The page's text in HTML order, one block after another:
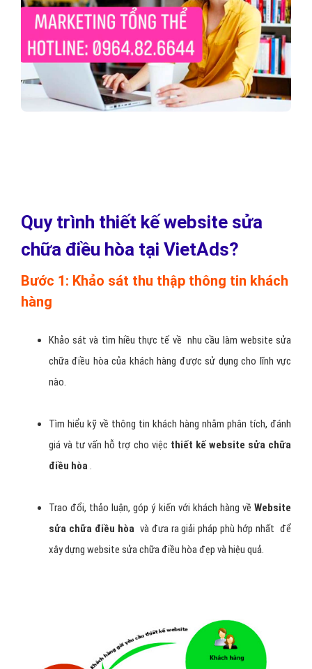
Quy trình thiết kế website sửa
chữa điều hòa tại VietAds?
Bước 1: Khảo sát thu thập thông tin khách
hàng
Khảo sát và tìm hiều thực tế về nhu cầu làm website sửa
chữa điều hòa của khách hàng được sử dụng cho lĩnh vực
nào.
Tìm hiểu kỹ về thông tin khách hàng nhằm phân tích, đánh
giá và tư vấn hỗ trợ cho việc thiết kế website sửa chữa
điều hòa.
Trao đổi, thảo luận, góp ý kiến với khách hàng về Website
sửa chữa điều hòa và đưa ra giải pháp phù hớp nhất để
xây dựng website sửa chữa điều hòa đẹp và hiệu quả.